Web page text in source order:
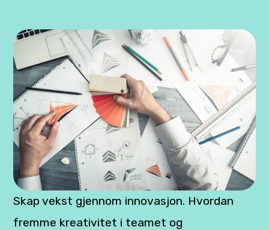
Skap vekst gjennom innovasjon. Hvordan
fremme kreativitet i teamet og